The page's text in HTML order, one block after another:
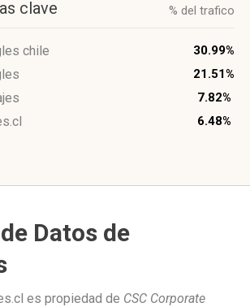
clave % del trafico
chile 30.99%
21.51%
7.82%
6.48%
Datos de
es propiedad de CSC Corporate